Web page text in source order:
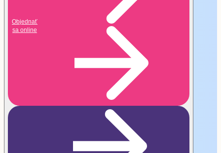
Objednať
sa online